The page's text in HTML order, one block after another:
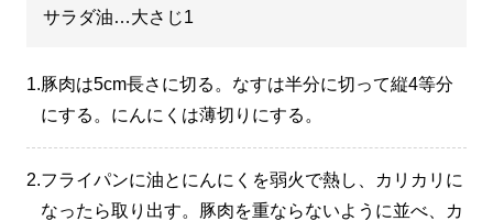
サラダ油…大さじ1
1.豚肉は5cm長さに切る。なすは半分に切って縦4等分
にする。にんにくは薄切りにする。
2.フライパンに油とにんにくを弱火で熱し、カリカリに
なったら取り出す。豚肉を重ならないように並べ、カ